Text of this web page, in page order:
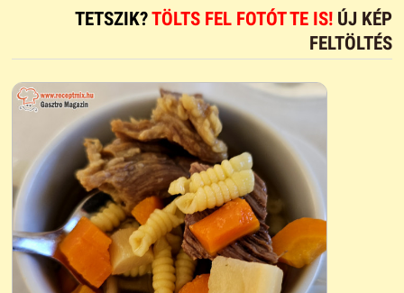
TETSZIK?TÖLTS FEL FOTÓT TE IS! ÚJ KÉP
FELTÖLTÉS